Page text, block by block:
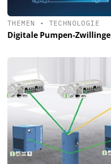
THEMEN • TECHNOLOGIE
Digitale Pumpen-Zwillinge